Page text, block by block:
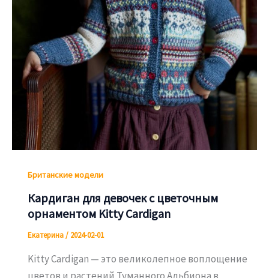
Британские модели
Кардиган для девочек с цветочным
орнаментом Kitty Cardigan
Екатерина/ 2024-02-01
Kitty Cardigan — это великолепное воплощение